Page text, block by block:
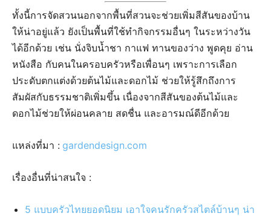
ทั้งนี้การจัดสวนนอกจากพื้นที่สวนจะช่วยเพิ่มสีสันของบ้าน
ให้น่าอยู่แล้ว ยังเป็นพื้นที่ใช้ทำกิจกรรมอื่นๆ ในระหว่างวัน
ได้อีกด้วย เช่น นั่งจิบน้ำชา กาแฟ ทานของว่าง พูดคุย อ่าน
หนังสือ กับคนในครอบครัวหรือเพื่อนๆ เพราะการเลือก
ประดับตกแต่งด้วยต้นไม้และดอกไม้ ช่วยให้รู้สึกถึงการ
สัมผัสกับธรรมชาติเพิ่มขึ้น เนื่องจากสีสันของต้นไม้และ
ดอกไม้ช่วยให้ผ่อนคลาย สดชื่น และอารมณ์ดีอีกด้วย
แหล่งที่มา : gardendesign.com
เรื่องอื่นที่น่าสนใจ :
5 แบบครัวไทยยอดนิยม เอาใจคนรักครัวสไตล์บ้านๆ น่า